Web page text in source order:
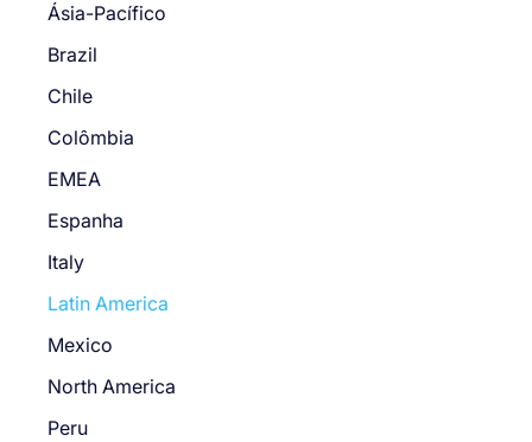
Ásia-Pacífico
Brazil
Chile
Colômbia
EMEA
Espanha
Italy
Latin America
Mexico
North America
Peru